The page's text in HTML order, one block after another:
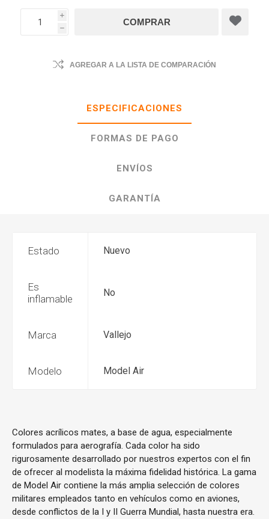
i
h
AGREGAR A LA LISTA DE COMPARACIÓN
ESPECIFICACIONES
FORMAS DE PAGO
ENVÍOS
GARANTÍA
Estado Nuevo
Es
inflamable
No
Marca Vallejo
Modelo Model Air
Colores acrílicos mates, a base de agua, especialmente
formulados para aerografía. Cada color ha sido
rigurosamente desarrollado por nuestros expertos con el fin
de ofrecer al modelista la máxima fidelidad histórica. La gama
de Model Air contiene la más amplia selección de colores
militares empleados tanto en vehículos como en aviones,
desde conflictos de la I y II Guerra Mundial, hasta nuestra era.